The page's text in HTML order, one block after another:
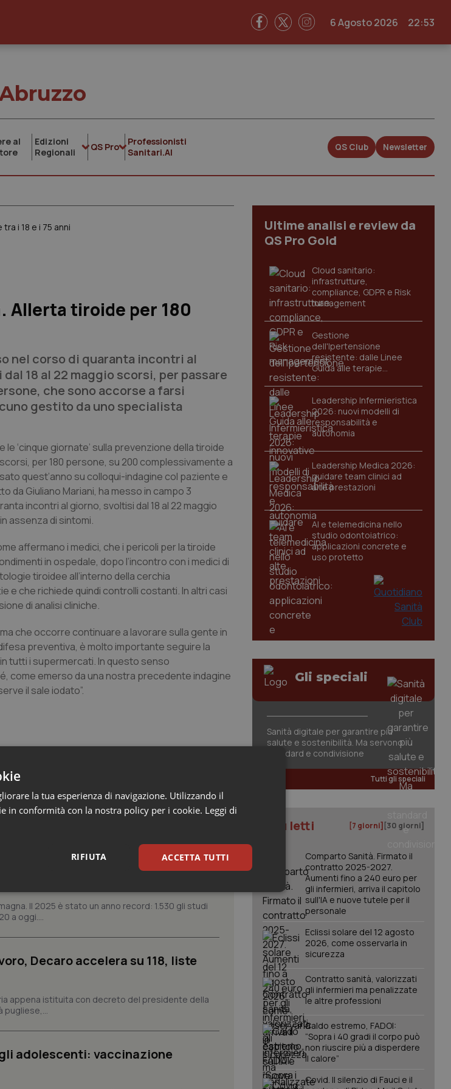
6 Agosto 2026 22:53
al
Edizioni
Regionali
QS Pro
Professionisti
Sanitari.AI
QS Club Newsletter
i 18 e i 75 anni
Allerta tiroide per 180
nel corso di quaranta incontri al
18 al 22 maggio scorsi, per passare
che sono accorse a farsi
gestito da uno specialista
‘cinque giornate’ sulla prevenzione della tiroide
per 180 persone, su 200 complessivamente a
quest’anno su colloqui-indagine col paziente e
Giuliano Mariani, ha messo in campo 3
incontri al giorno, svoltisi dal 18 al 22 maggio
assenza di sintomi.
affermano i medici, che i pericoli per la tiroide
in ospedale, dopo l’incontro con i medici di
tiroidee all’interno della cerchia
e che richiede quindi controlli costanti. In altri casi
di analisi cliniche.
che occorre continuare a lavorare sulla gente in
preventiva, è molto importante seguire la
tutti i supermercati. In questo senso
come emerso da una nostra precedente indagine
il sale iodato”.
nel 2025 condotti 1.530 studi, il
Il 2025 è stato un anno record: 1.530 gli studi
a oggi....
Decaro accelera su 118, liste
appena istituita con decreto del presidente della
pugliese,...
adolescenti: vaccinazione
Ultime analisi e review da
QS Pro Gold
Cloud sanitario:
infrastrutture,
compliance, GDPR e Risk
management
Gestione
dell'Ipertensione
resistente: dalle Linee
Guida alle terapie
innovative
Leadership Infermieristica
2026: nuovi modelli di
responsabilità e
autonomia
Leadership Medica 2026:
guidare team clinici ad
alte prestazioni
AI e telemedicina nello
studio odontoiatrico:
applicazioni concrete e
uso protetto
Gli speciali
Sanità digitale per garantire più
salute e sostenibilità. Ma servono
standard e condivisione
Tutti gli speciali
I più letti [7 giorni] [30 giorni]
Comparto Sanità. Firmato il
contratto 2025-2027.
Aumenti fino a 240 euro per
gli infermieri, arriva il capitolo
sull'IA e nuove tutele per il
personale
Eclissi solare del 12 agosto
2026, come osservarla in
sicurezza
Contratto sanità, valorizzati
gli infermieri ma penalizzate
le altre professioni
Caldo estremo, FADOI:
“Sopra i 40 gradi il corpo può
non riuscire più a disperdere
il calore”
Covid. Il silenzio di Fauci e il
la tua esperienza di navigazione. Utilizzando il
in conformità con la nostra policy per i cookie. Leggi di
ACCETTA TUTTI
RIFIUTA
Statistici Marketing
web abilitandone funzionalità di base quali la navigazione sulle pagine
in grado di funzionare correttamente senza questi cookie.
Scadenza
Descrizione
settimane
scelte di consenso e privacy dell'utente per la loro